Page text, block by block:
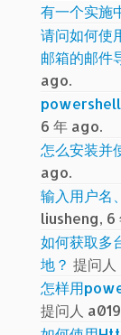
有一个实施
请问如何
邮箱的邮件
ago.
powershell
6 年 ago.
怎么安装并
ago.
输入用户名
liusheng, 6
如何获取多
地？ 提问
怎样用
提问人